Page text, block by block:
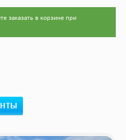
заказать в корзине при